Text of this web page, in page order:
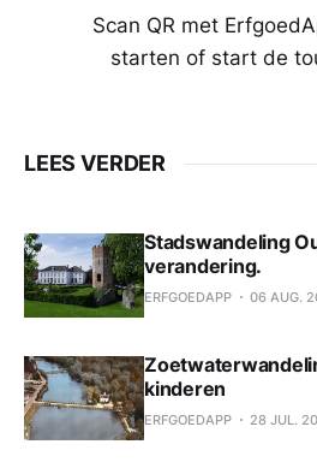
Scan QR met
starten of start de
LEES VERDER
Stadswandeling
verandering.
ERFGOEDAPP 06 AUG.
kinderen
ERFGOEDAPP 28 JUL.